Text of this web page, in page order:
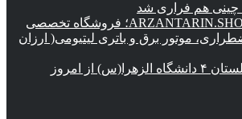
هم فراری شد
افتتاح رسمی ARZANTARIN.SHOP؛ فروشگاه تخصصی
موتور برق و باتری لیتیومی( ارزان
از امروز